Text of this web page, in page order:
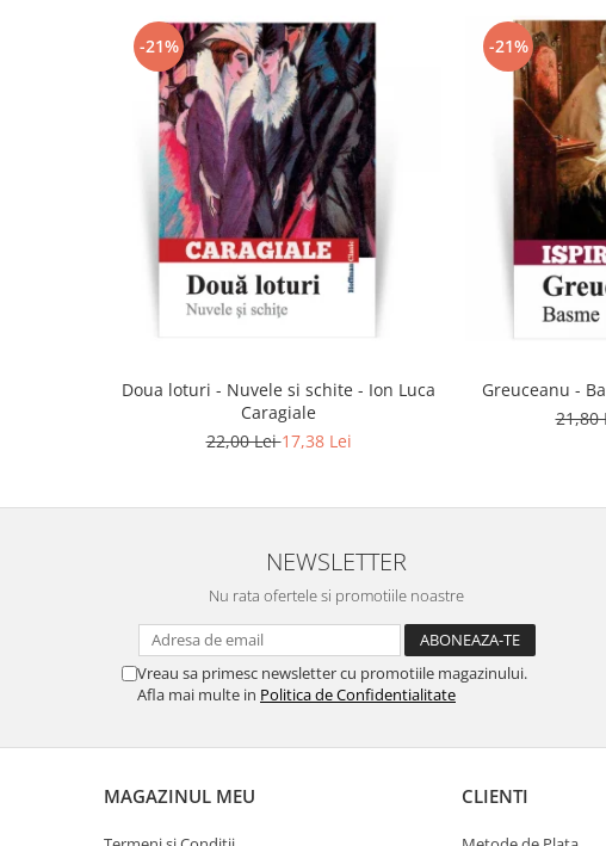
-21%
Doua loturi - Nuvele si schite - Ion Luca
Caragiale
22,00 Lei17,38 Lei
-21%
Greuceanu -
21,80
NEWSLETTER
Nu rata ofertele si promotiile noastre
Vreau sa primesc newsletter cu promotiile magazinului.
Afla mai multe in Politica de Confidentialitate
MAGAZINUL MEU CLIENTI